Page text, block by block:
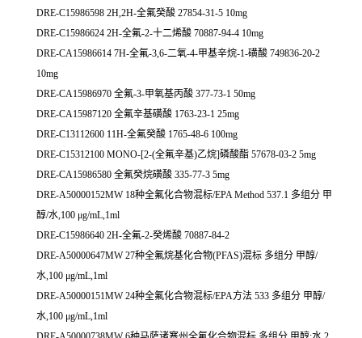
DRE-C15986598 2H,2H-全氟癸酸 27854-31-5 10mg
DRE-C15986624 2H-全氟-2-十二烯酸 70887-94-4 10mg
DRE-CA15986614 7H-全氟-3,6-二氧-4-甲基辛烷-1-磺酸 749836-20-2
10mg
DRE-CA15986970 全氟-3-甲氧基丙酸 377-73-1 50mg
DRE-CA15987120 全氟辛基磺酸 1763-23-1 25mg
DRE-C13112600 11H-全氟癸酸 1765-48-6 100mg
DRE-C15312100 MONO-[2-(全氟辛基)乙烷]磷酸酯 57678-03-2 5mg
DRE-CA15986580 全氟癸烷磺酸 335-77-3 5mg
DRE-A50000152MW 18种全氟化合物混标/EPA Method 537.1 多组分 甲
醇/水,100 μg/mL,1ml
DRE-C15986640 2H-全氟-2-癸烯酸 70887-84-2
DRE-A50000647MW 27种全氟烷基化合物(PFAS)混标 多组分 甲醇/
水,100 μg/mL,1ml
DRE-A50000151MW 24种全氟化合物混标/EPA方法 533 多组分 甲醇/
水,100 μg/mL,1ml